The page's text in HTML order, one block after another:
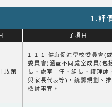
1.評
子項目
政策
1-1-1 健康促進學校委員會(
委員會)涵蓋不同處室成員(包
長、處室主任、組長、護理師
與家長代表等)，統籌規劃、
檢討事宜。